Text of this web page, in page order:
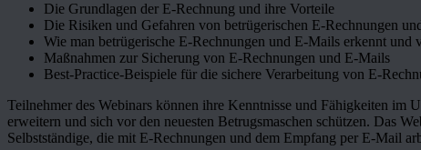
Die Grundlagen der E-Rechnung und ihre Vorteile
Die Risiken und Gefahren von betrügerischen E-Rechnungen
Wie man betrügerische E-Rechnungen und E-Mails erkennt und
Maßnahmen zur Sicherung von E-Rechnungen und E-Mails
Best-Practice-Beispiele für die sichere Verarbeitung von E-
Teilnehmer des Webinars können ihre Kenntnisse und Fähigkeiten im
erweitern und sich vor den neuesten Betrugsmaschen schützen. Das
Selbstständige, die mit E-Rechnungen und dem Empfang per E-Mail